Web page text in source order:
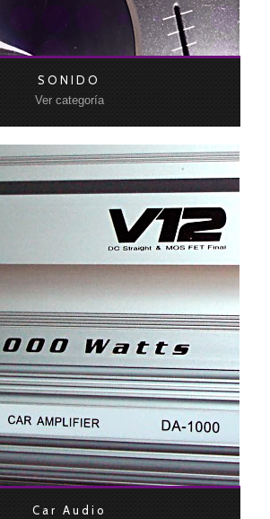
SONIDO
Ver categoría
Car Audio